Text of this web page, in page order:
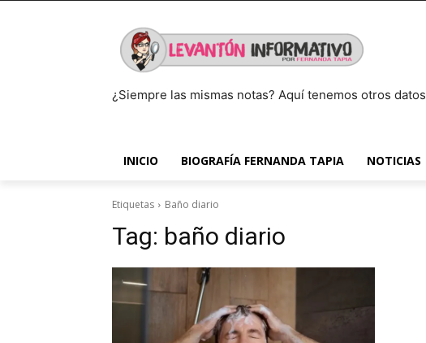
¿Siempre las mismas notas? Aquí tenemos otros datos
INICIO BIOGRAFÍA FERNANDA TAPIA NOTICIAS
Etiquetas Baño diario
Tag: baño diario